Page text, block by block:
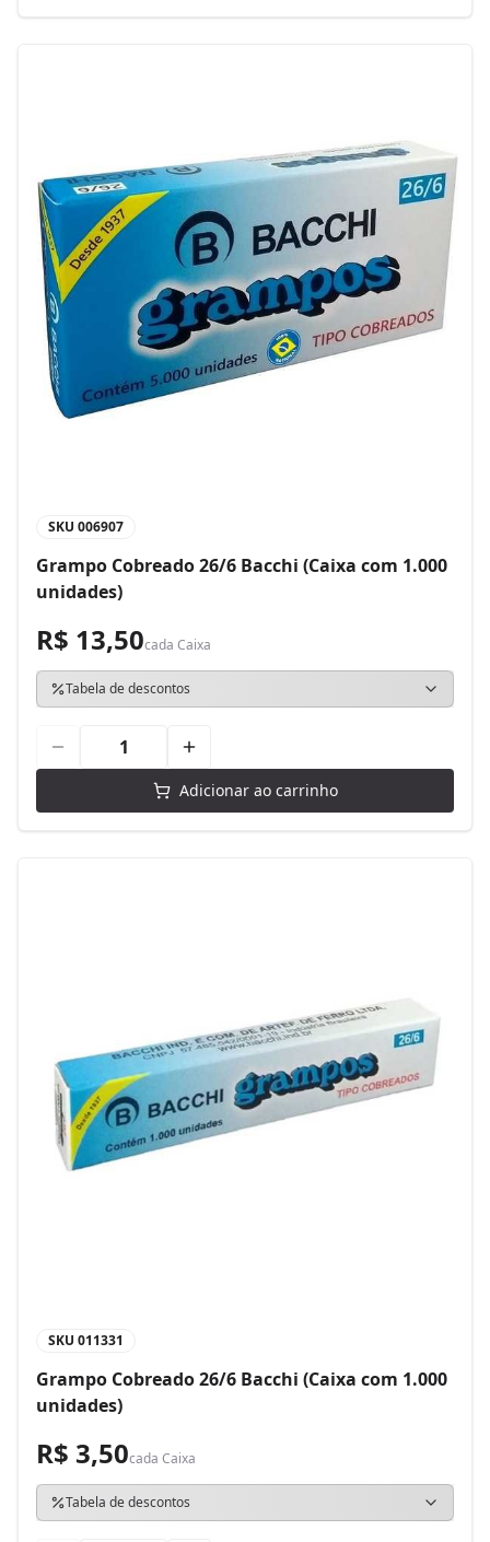
SKU 006907
Grampo Cobreado 26/6 Bacchi (Caixa com 1.000
unidades)
R$ 13,50cada Caixa
Tabela de descontos
Adicionar ao carrinho
SKU 011331
Grampo Cobreado 26/6 Bacchi (Caixa com 1.000
unidades)
R$ 3,50cada Caixa
Tabela de descontos